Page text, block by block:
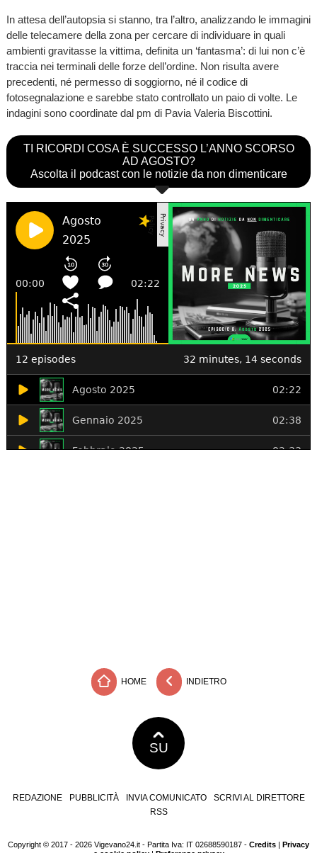
In attesa dell’autopsia si stanno, tra l’altro, analizzando le immagini
delle telecamere della zona per cercare di individuare in quali
ambienti gravitasse la vittima, definita un ‘fantasma’: di lui non c’è
traccia nei terminali delle forze dell’ordine. Non risulta avere
precedenti, né permesso di soggiorno, né il codice di
fotosegnalazione e sarebbe stato controllato un paio di volte. Le
indagini sono coordinate dal pm di Pavia Valeria Biscottini.
TI RICORDI COSA È SUCCESSO L’ANNO SCORSO
AD AGOSTO?
Ascolta il podcast con le notizie da non dimenticare
HOME INDIETRO
SU
REDAZIONE PUBBLICITÀ INVIA COMUNICATO
SCRIVI AL DIRETTORE
RSS
Copyright © 2017 - 2026 Vigevano24.it - Partita Iva: IT 02688590187 - Credits | Privacy